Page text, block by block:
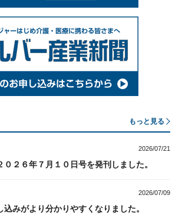
もっと見る
2026/07/21
２６年７月１０日号を発刊しました。
2026/07/09
みがより分かりやすくなりました。